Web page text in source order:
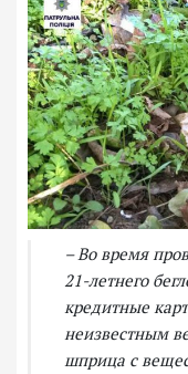
– Во время
21-летнего
кредитные
неизвестным
шприца с